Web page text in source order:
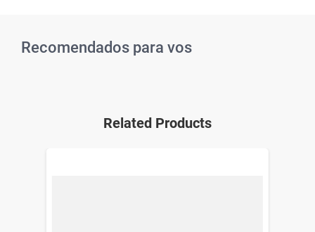
Recomendados para vos
Related Products